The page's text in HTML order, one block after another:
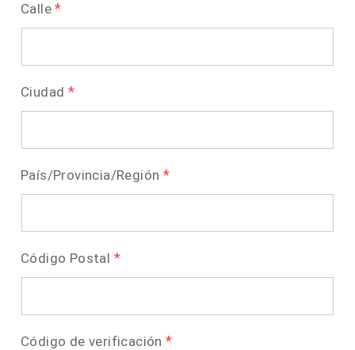
Calle *
Ciudad *
País/Provincia/Región *
Código Postal *
Código de verificación *